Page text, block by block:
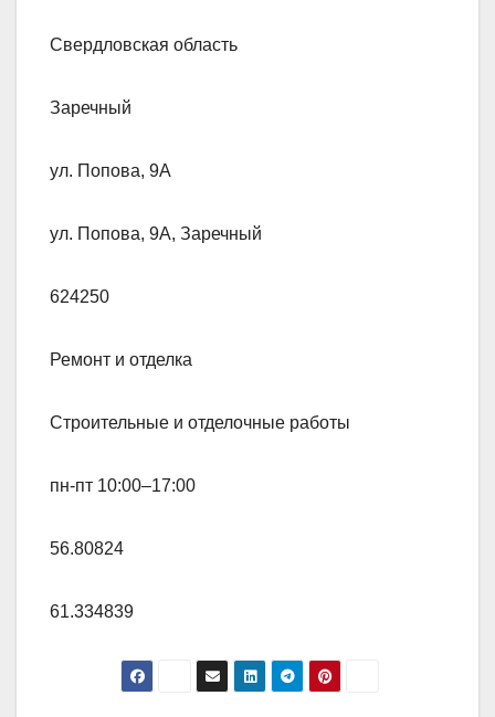
Свердловская область
Заречный
ул. Попова, 9А
ул. Попова, 9А, Заречный
624250
Ремонт и отделка
Строительные и отделочные работы
пн-пт 10:00–17:00
56.80824
61.334839